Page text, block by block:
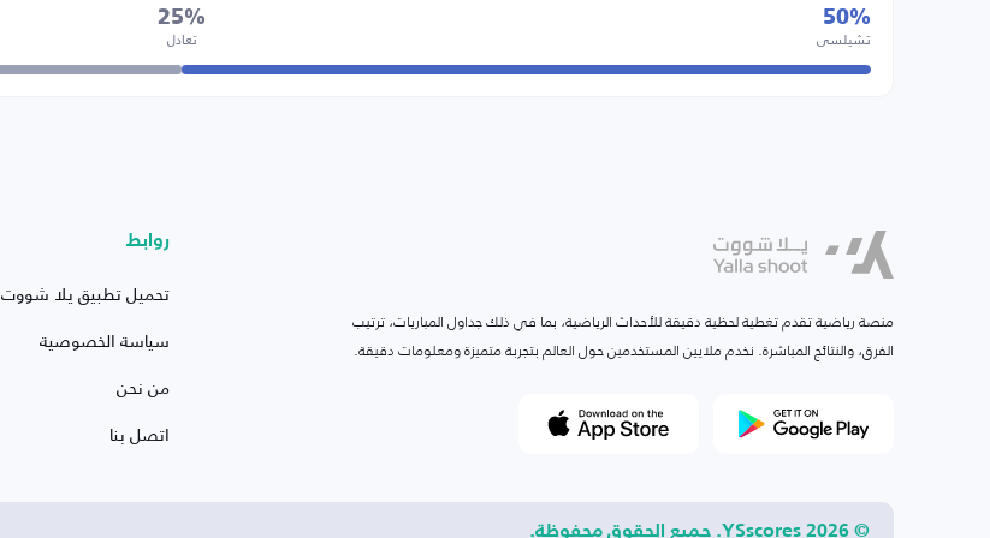
50%
تشيلسي
25%
تعادل
منصة رياضية تقدم تغطية لحظية دقيقة للأحداث الرياضية، بما في ذلك جداول المباريات، ترتيب
الفرق، والنتائج المباشرة. نخدم ملايين المستخدمين حول العالم بتجربة متميزة ومعلومات دقيقة.
روابط
تحميل تطبيق يلا شووت
سياسة الخصوصية
من نحن
اتصل بنا
© 2026 YSscores. جميع الحقوق محفوظة.